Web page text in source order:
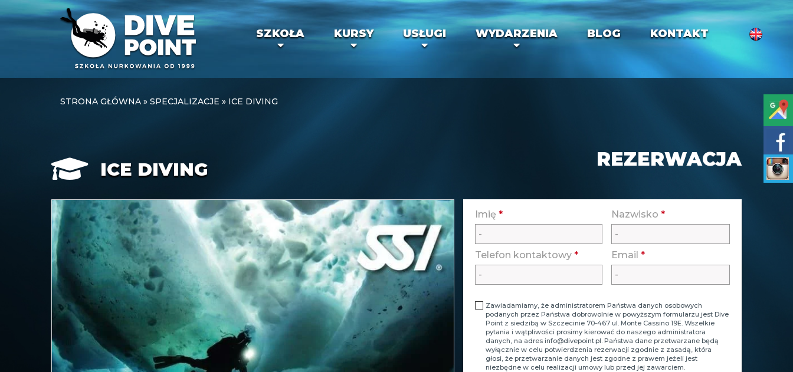
SZKOŁA KURSY USŁUGI WYDARZENIA BLOG KONTAKT
STRONA GŁÓWNA » SPECJALIZACJE » ICE DIVING
ICE DIVING REZERWACJA
Imię * Nazwisko *
Telefon kontaktowy * Email *
Zawiadamiamy, że administratorem Państwa danych osobowych
podanych przez Państwa dobrowolnie w powyższym formularzu jest Dive
Point z siedzibą w Szczecinie 70-467 ul. Monte Cassino 19E. Wszelkie
pytania i wątpliwości prosimy kierować do naszego administratora
danych, na adres info@divepoint.pl. Państwa dane przetwarzane będą
wyłącznie w celu potwierdzenia rezerwacji zgodnie z zasadą, która
głosi, że przetwarzanie danych jest zgodne z prawem jeżeli jest
niezbędne w celu realizacji umowy lub przed jej zawarciem.